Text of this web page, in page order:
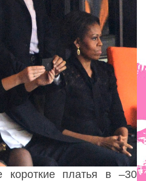
короткие платья в –30